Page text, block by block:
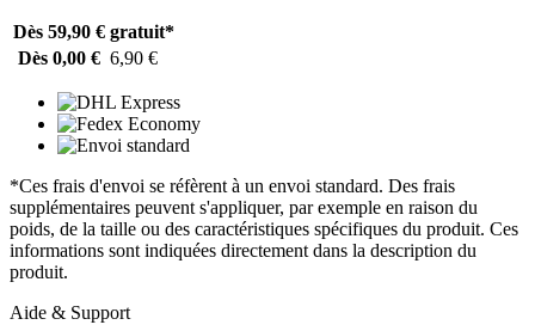
Dès 59,90 € gratuit*
Dès 0,00 € 6,90 €
*Ces frais d'envoi se réfèrent à un envoi standard. Des frais
supplémentaires peuvent s'appliquer, par exemple en raison du
poids, de la taille ou des caractéristiques spécifiques du produit. Ces
informations sont indiquées directement dans la description du
produit.
Aide & Support